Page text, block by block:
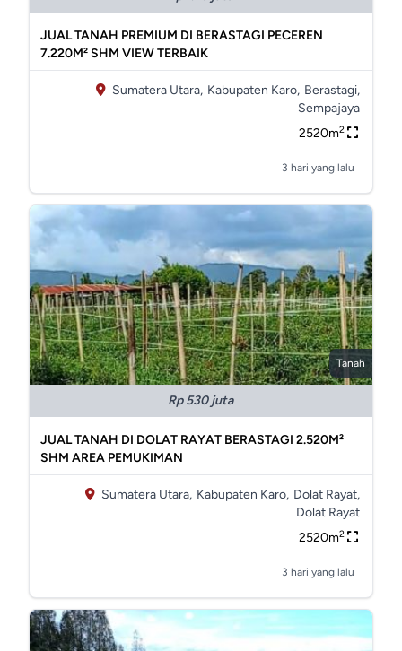
JUAL TANAH PREMIUM DI BERASTAGI PECEREN
7.220M² SHM VIEW TERBAIK
Sumatera Utara, Kabupaten Karo, Berastagi,
Sempajaya
2520m2
3 hari yang lalu
Tanah
Rp 530 juta
JUAL TANAH DI DOLAT RAYAT BERASTAGI 2.520M²
SHM AREA PEMUKIMAN
Sumatera Utara, Kabupaten Karo, Dolat Rayat,
Dolat Rayat
2520m2
3 hari yang lalu